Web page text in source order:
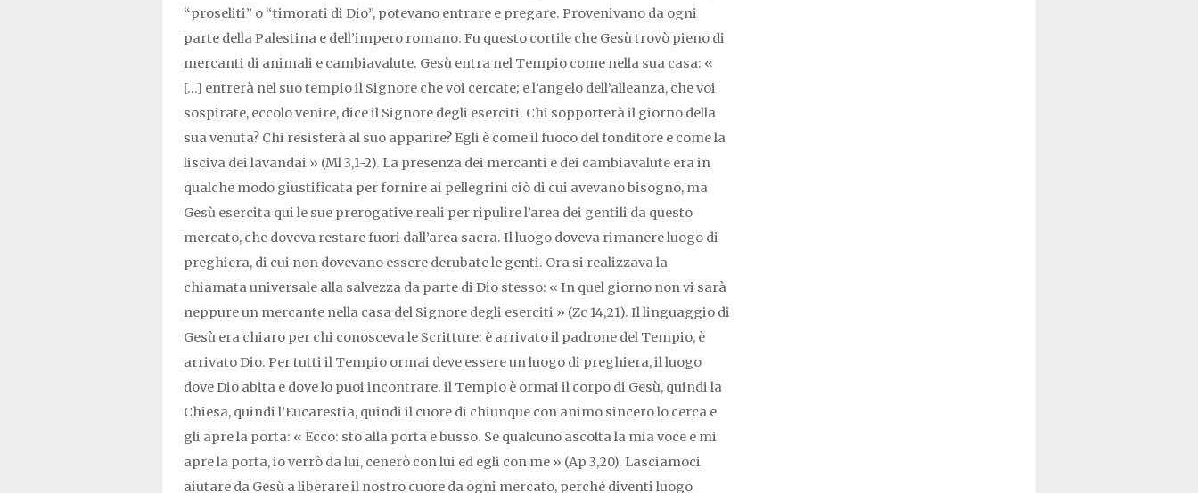
“proseliti” o “timorati di Dio”, potevano entrare e pregare. Provenivano da ogni
parte della Palestina e dell’impero romano. Fu questo cortile che Gesù trovò pieno di
mercanti di animali e cambiavalute. Gesù entra nel Tempio come nella sua casa: «
[…] entrerà nel suo tempio il Signore che voi cercate; e l’angelo dell’alleanza, che voi
sospirate, eccolo venire, dice il Signore degli eserciti. Chi sopporterà il giorno della
sua venuta? Chi resisterà al suo apparire? Egli è come il fuoco del fonditore e come la
lisciva dei lavandai » (Ml 3,1-2). La presenza dei mercanti e dei cambiavalute era in
qualche modo giustificata per fornire ai pellegrini ciò di cui avevano bisogno, ma
Gesù esercita qui le sue prerogative reali per ripulire l’area dei gentili da questo
mercato, che doveva restare fuori dall’area sacra. Il luogo doveva rimanere luogo di
preghiera, di cui non dovevano essere derubate le genti. Ora si realizzava la
chiamata universale alla salvezza da parte di Dio stesso: « In quel giorno non vi sarà
neppure un mercante nella casa del Signore degli eserciti » (Zc 14,21). Il linguaggio di
Gesù era chiaro per chi conosceva le Scritture: è arrivato il padrone del Tempio, è
arrivato Dio. Per tutti il Tempio ormai deve essere un luogo di preghiera, il luogo
dove Dio abita e dove lo puoi incontrare. il Tempio è ormai il corpo di Gesù, quindi la
Chiesa, quindi l’Eucarestia, quindi il cuore di chiunque con animo sincero lo cerca e
gli apre la porta: « Ecco: sto alla porta e busso. Se qualcuno ascolta la mia voce e mi
apre la porta, io verrò da lui, cenerò con lui ed egli con me » (Ap 3,20). Lasciamoci
aiutare da Gesù a liberare il nostro cuore da ogni mercato, perché diventi luogo